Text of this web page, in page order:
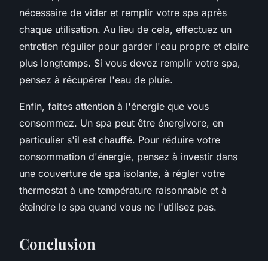
nécessaire de vider et remplir votre spa après
chaque utilisation. Au lieu de cela, effectuez un
entretien régulier pour garder l'eau propre et claire
plus longtemps. Si vous devez remplir votre spa,
pensez à récupérer l'eau de pluie.
Enfin, faites attention à l'énergie que vous
consommez. Un spa peut être énergivore, en
particulier s'il est chauffé. Pour réduire votre
consommation d'énergie, pensez à investir dans
une couverture de spa isolante, à régler votre
thermostat à une température raisonnable et à
éteindre le spa quand vous ne l'utilisez pas.
Conclusion